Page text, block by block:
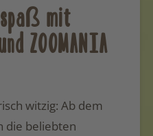
mit
ZOOMANIA
witzig: Ab dem
die beliebten